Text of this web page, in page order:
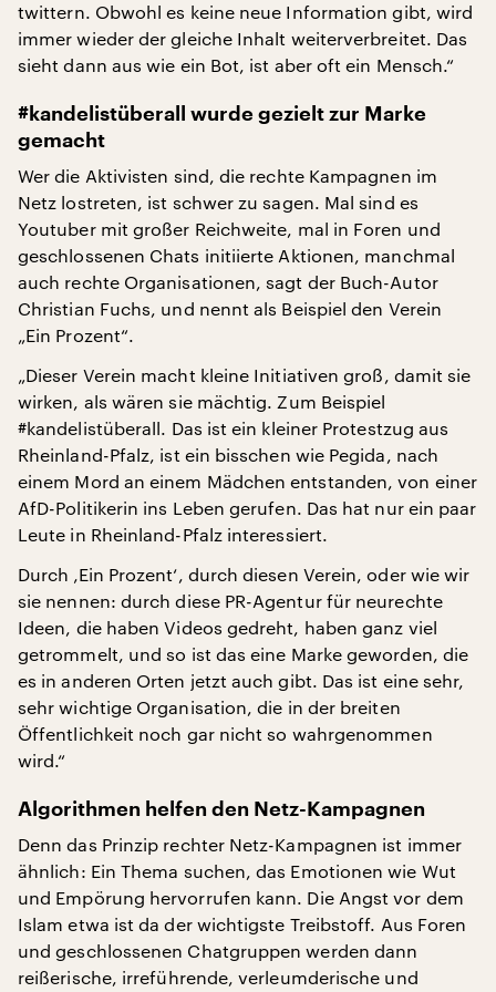
twittern. Obwohl es keine neue Information gibt, wird
immer wieder der gleiche Inhalt weiterverbreitet. Das
sieht dann aus wie ein Bot, ist aber oft ein Mensch.“
#kandelistüberall wurde gezielt zur Marke
gemacht
Wer die Aktivisten sind, die rechte Kampagnen im
Netz lostreten, ist schwer zu sagen. Mal sind es
Youtuber mit großer Reichweite, mal in Foren und
geschlossenen Chats initiierte Aktionen, manchmal
auch rechte Organisationen, sagt der Buch-Autor
Christian Fuchs, und nennt als Beispiel den Verein
„Ein Prozent“.
„Dieser Verein macht kleine Initiativen groß, damit sie
wirken, als wären sie mächtig. Zum Beispiel
#kandelistüberall. Das ist ein kleiner Protestzug aus
Rheinland-Pfalz, ist ein bisschen wie Pegida, nach
einem Mord an einem Mädchen entstanden, von einer
AfD-Politikerin ins Leben gerufen. Das hat nur ein paar
Leute in Rheinland-Pfalz interessiert.
Durch ‚Ein Prozent‘, durch diesen Verein, oder wie wir
sie nennen: durch diese PR-Agentur für neurechte
Ideen, die haben Videos gedreht, haben ganz viel
getrommelt, und so ist das eine Marke geworden, die
es in anderen Orten jetzt auch gibt. Das ist eine sehr,
sehr wichtige Organisation, die in der breiten
Öffentlichkeit noch gar nicht so wahrgenommen
wird.“
Algorithmen helfen den Netz-Kampagnen
Denn das Prinzip rechter Netz-Kampagnen ist immer
ähnlich: Ein Thema suchen, das Emotionen wie Wut
und Empörung hervorrufen kann. Die Angst vor dem
Islam etwa ist da der wichtigste Treibstoff. Aus Foren
und geschlossenen Chatgruppen werden dann
reißerische, irreführende, verleumderische und